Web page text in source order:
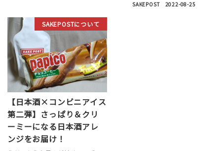
SAKEPOST 2022-08-25
SAKEPOSTについて
【日本酒×コンビニアイス
第二弾】さっぱり＆クリ
ーミーになる日本酒アレ
ンジをお届け！